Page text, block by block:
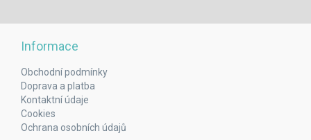
Informace
Obchodní podmínky
Doprava a platba
Kontaktní údaje
Cookies
Ochrana osobních údajů